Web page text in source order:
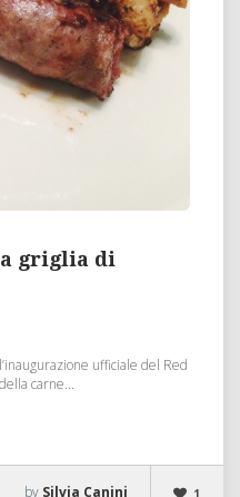
griglia di
ufficiale del Red
carne...
by Silvia Canini